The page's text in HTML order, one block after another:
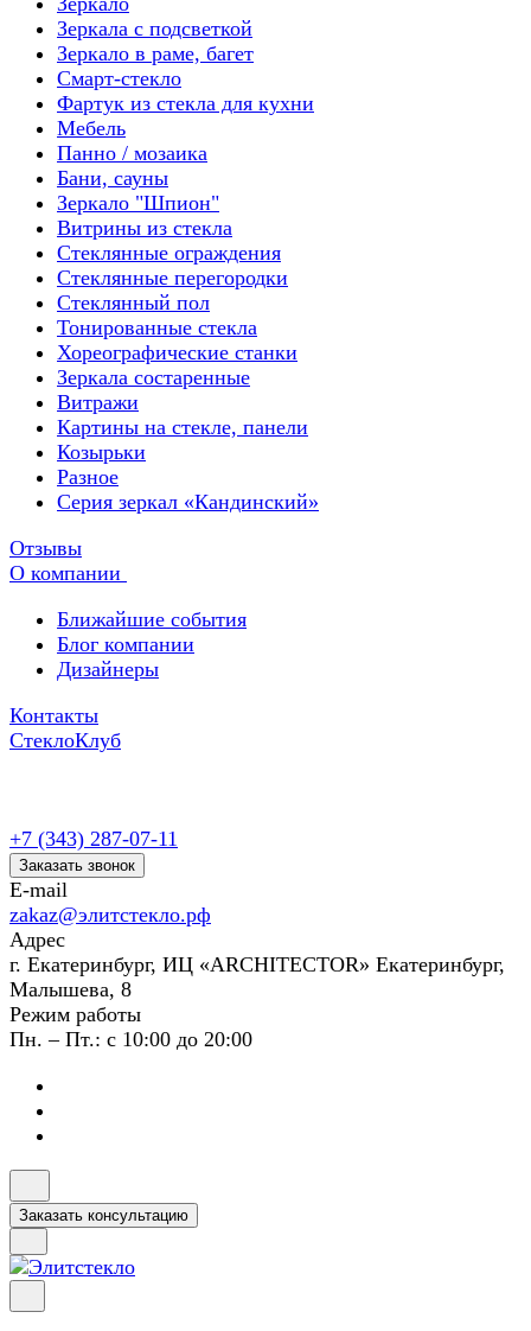
Зеркала с подсветкой
Зеркало в раме, багет
Смарт-стекло
Фартук из стекла для кухни
Мебель
Панно / мозаика
Бани, сауны
Зеркало "Шпион"
Витрины из стекла
Стеклянные ограждения
Стеклянные перегородки
Стеклянный пол
Тонированные стекла
Хореографические станки
Зеркала состаренные
Витражи
Картины на стекле, панели
Козырьки
Разное
Серия зеркал «Кандинский»
Отзывы
О компании
Ближайшие события
Блог компании
Дизайнеры
Контакты
СтеклоКлуб
+7 (343) 287-07-11
Заказать звонок
E-mail
zakaz@элитстекло.рф
Адрес
г. Екатеринбург, ИЦ «ARCHITECTOR» Екатеринбург,
Малышева, 8
Режим работы
Пн. – Пт.: с 10:00 до 20:00
Заказать консультацию